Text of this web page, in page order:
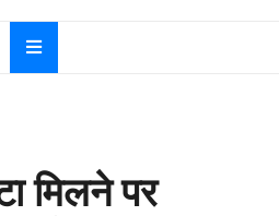
watch
मिलने पर